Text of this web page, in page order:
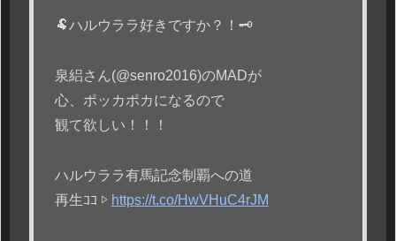
🐏ハルウララ好きですか？！🗝
泉絽さん(@senro2016)のMADが
心、ポッカポカになるので
観て欲しい！！！
ハルウララ有馬記念制覇への道
再生ｺｺ ▷ https://t.co/HwVHuC4rJM